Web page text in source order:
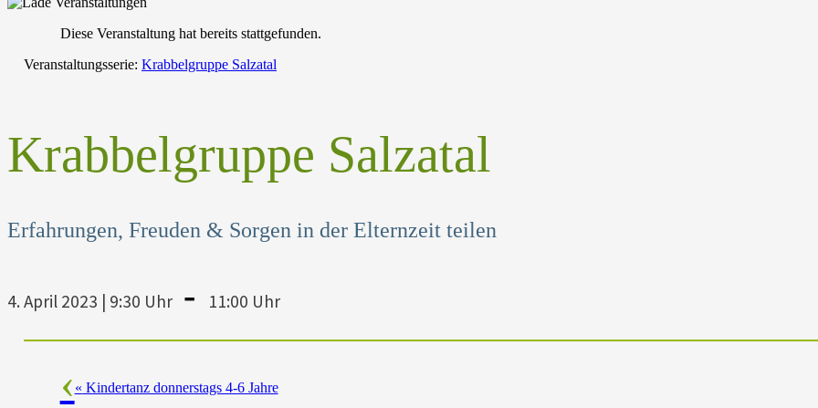
Diese Veranstaltung hat bereits stattgefunden.
Veranstaltungsserie: Krabbelgruppe Salzatal
Krabbelgruppe Salzatal
Erfahrungen, Freuden & Sorgen in der Elternzeit teilen
4. April 2023 | 9:30 Uhr - 11:00 Uhr
« Kindertanz donnerstags 4-6 Jahre